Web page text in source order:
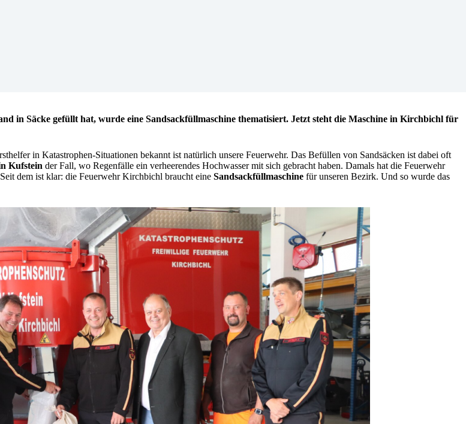
in Säcke gefüllt hat, wurde eine Sandsackfüllmaschine thematisiert. Jetzt steht die Maschine in Kirchbichl für
in Katastrophen-Situationen bekannt ist natürlich unsere Feuerwehr. Das Befüllen von Sandsäcken ist dabei oft
Kufstein der Fall, wo Regenfälle ein verheerendes Hochwasser mit sich gebracht haben. Damals hat die Feuerwehr
dem ist klar: die Feuerwehr Kirchbichl braucht eine Sandsackfüllmaschine für unseren Bezirk. Und so wurde das